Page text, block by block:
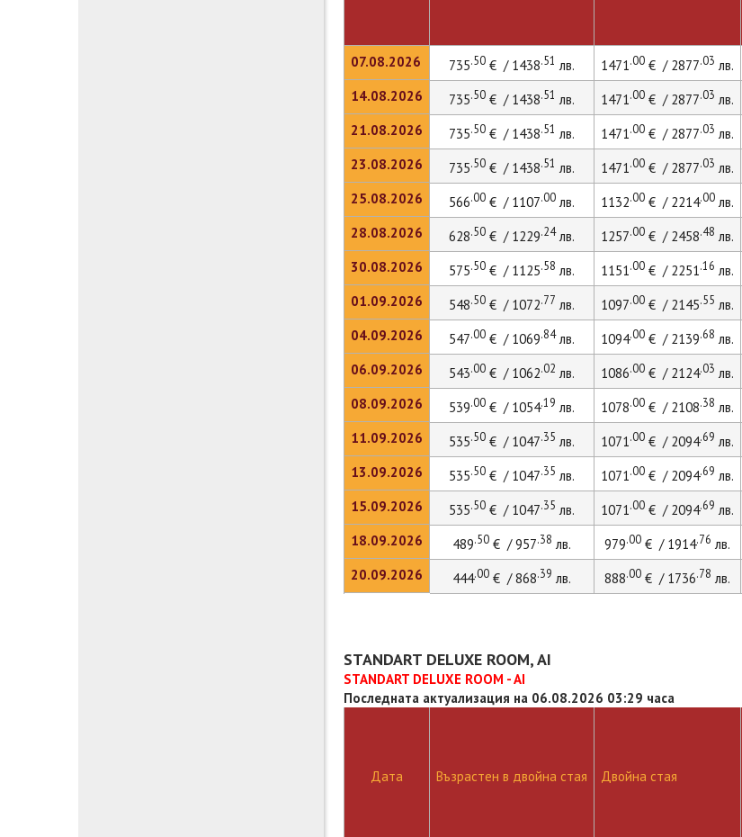
07.08.2026
14.08.2026
21.08.2026
23.08.2026
25.08.2026
28.08.2026
30.08.2026
01.09.2026
04.09.2026
06.09.2026
08.09.2026
11.09.2026
13.09.2026
15.09.2026
18.09.2026
20.09.2026
735.50 € / 1438.51 лв. 1471.00 € / 2877.03 лв.
735.50 € / 1438.51 лв. 1471.00 € / 2877.03 лв.
735.50 € / 1438.51 лв. 1471.00 € / 2877.03 лв.
735.50 € / 1438.51 лв. 1471.00 € / 2877.03 лв.
566.00 € / 1107.00 лв. 1132.00 € / 2214.00 лв.
628.50 € / 1229.24лв. 1257.00 € / 2458.48 лв.
575.50 € / 1125.58 лв. 1151.00 € / 2251.16 лв.
548.50 € / 1072.77 лв. 1097.00 € / 2145.55 лв.
547.00 € / 1069.84лв. 1094.00 € / 2139.68 лв.
543.00 € / 1062.02 лв. 1086.00 € / 2124.03 лв.
539.00 € / 1054.19 лв. 1078.00 € / 2108.38 лв.
535.50 € / 1047.35 лв. 1071.00 € / 2094.69 лв.
535.50 € / 1047.35 лв. 1071.00 € / 2094.69 лв.
535.50 € / 1047.35 лв. 1071.00 € / 2094.69 лв.
489.50 € / 957.38 лв. 979.00 € / 1914.76 лв.
444.00 € / 868.39 лв. 888.00 € / 1736.78 лв.
STANDART DELUXE ROOM, AI
STANDART DELUXE ROOM - AI
Последната актуализация на 06.08.2026 03:29 часа
Дата Възрастен в двойна стая Двойна стая